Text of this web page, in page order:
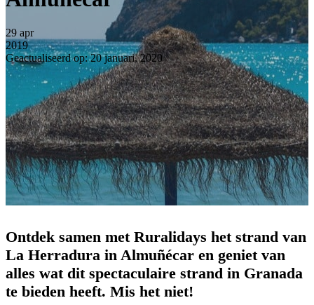
29 apr
2019
Geactualiseerd op: 20 januari, 2020
Ontdek samen met Ruralidays het strand van
La Herradura in Almuñécar en geniet van
alles wat dit spectaculaire strand in Granada
te bieden heeft. Mis het niet!